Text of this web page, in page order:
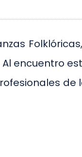
Al encuentro
de